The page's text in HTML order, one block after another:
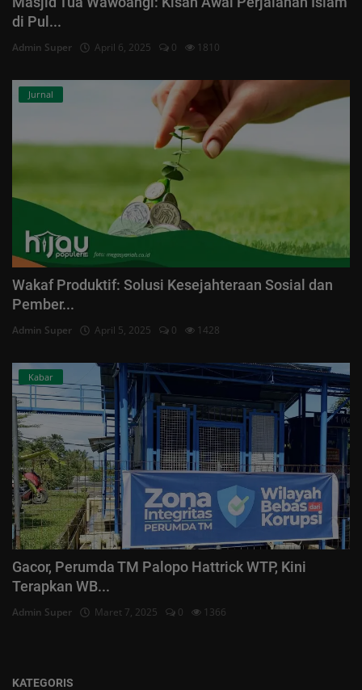
di Pul...
Admin Super April 6, 2025 0 1810
Jurnal
Wakaf Produktif: Solusi Kesejahteraan Sosial dan
Pember...
Admin Super April 5, 2025 0 1428
Kabar
Gacor, Perumda TM Palopo Hattrick WTP, Kini
Terapkan WB...
Admin Super Maret 7, 2025 0 1366
KATEGORIS